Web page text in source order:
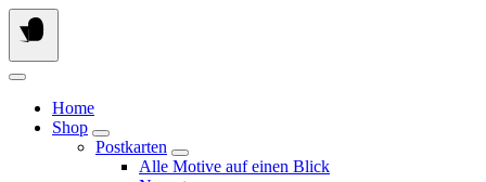
Springe
zum
Inhalt
Home
Shop
Postkarten
Alle Motive auf einen Blick